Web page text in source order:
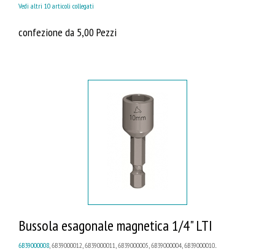
Vedi altri 10 articoli collegati
confezione da 5,00 Pezzi
Bussola esagonale magnetica 1/4" LTI
6B39000008, 6B39000012, 6B39000011, 6B39000005, 6B39000004, 6B39000010...